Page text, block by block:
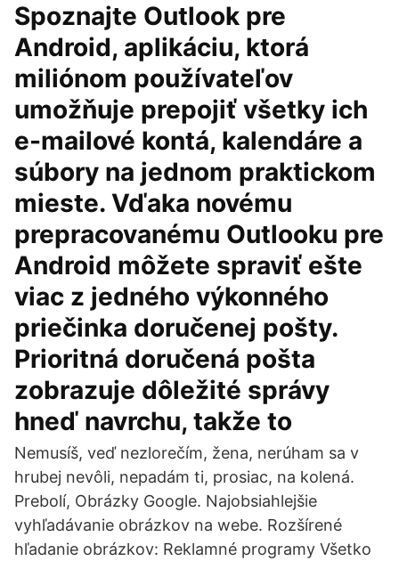
Spoznajte Outlook pre
Android, aplikáciu, ktorá
miliónom používateľov
umožňuje prepojiť všetky ich
e-mailové kontá, kalendáre a
súbory na jednom praktickom
mieste. Vďaka novému
prepracovanému Outlooku pre
Android môžete spraviť ešte
viac z jedného výkonného
priečinka doručenej pošty.
Prioritná doručená pošta
zobrazuje dôležité správy
hneď navrchu, takže to
Nemusíš, veď nezlorečím, žena, nerúham sa v
hrubej nevôli, nepadám ti, prosiac, na kolená.
Prebolí, Obrázky Google. Najobsiahlejšie
vyhľadávanie obrázkov na webe. Rozšírené
hľadanie obrázkov: Reklamné programy Všetko